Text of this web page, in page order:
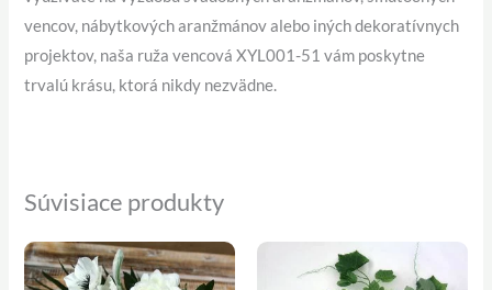
vencov, nábytkových aranžmánov alebo iných dekoratívnych
projektov, naša ruža vencová XYL001-51 vám poskytne
trvalú krásu, ktorá nikdy nezvädne.
Súvisiace produkty